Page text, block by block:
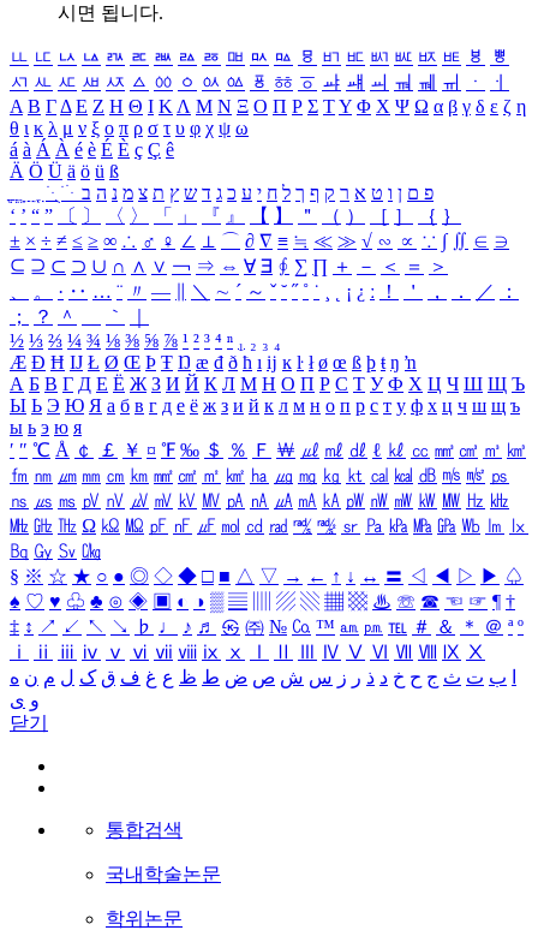
시면 됩니다.
ㅥ ㅦ ㅧ ㅨ ㅩ ㅪ ㅫ ㅬ ㅭ ㅮ ㅯ ㅰ ㅱ ㅲ ㅳ ㅴ ㅵ ㅶ ㅷ ㅸ
ㅹ
ㅺ ㅻ ㅼ ㅽ ㅾ ㅿ ㆀ ㆁ ㆂ ㆃ ㆄ ㆅ ㆆ ㆇ ㆈ ㆉ ㆊ ㆋ ㆌ ㆍ
ㆎ
Α Β ΓΔ Ε Ζ Η Θ Ι ΚΛ Μ Ν Ξ Ο Π Ρ Σ ΤΥ Φ Χ Ψ Ω α β γ δ ε ζ η
θ ι κ λ μ ν ξ ο π ρ σ τ υ φ χ ψ ω
á à Á À é è É È ç Ç ê
Ä Ö Ü ä ö ü ß
ִֶֹ ֻּ ׁׂ פ ם ן ו ט א ר ק ף ך ל ח י ע כ ג ד ש ץ ת צ מ נ ה ב
‘ ’ “ ” 〔 〕 〈 〉 「 」 『 』 【 】 ＂ （ ） ［ ］ ｛ ｝
± × ÷ ≠ ≤ ≥ ∞ ∴ ♂ ♀ ∠ ⊥ ⌒ ∂ ∇ ≡ ≒ ≪ ≫ √ ∽ ∝ ∵ ∫ ∬ ∈ ∋
⊆ ⊇ ⊂ ⊃ ∪ ∩ ∧ ∨ ￢ ⇒ ⇔ ∀ ∃ ∮ ∑ ∏ ＋ － ＜ ＝
＞
、
。 · ‥ … ¨ 〃 ― ＼ ∼ ´ ～ ˇ ˘ ˝ ˚ ˙ ¸ ¡ ¿ ː ！ ＇ ， ． ／
：
；
？ ＾ ｀
½ ⅓ ⅔ ¼ ¾ ⅛ ⅜ ⅝ ⅞ ¹ ² ³ ⁴ ⁿ ₁ ₂ ₃ ₄
Æ Ð Ħ Ĳ Ł Ø Œ Þ Ŧ Ŋ æ đ ð ħ ı ĳ ĸ ŀ ł ø œ ß þ ŧ ŋ ŉ
А Б В Г Д Е Ё Ж З И Й К Л М Н О П Р С Т У Ф Х Ц Ч Ш Щ Ъ
Ы Ь Э Ю Я а б в г д е ё ж з и й к л м н о п р с т у ф х ц ч ш щ ъ
ы ь э ю я
′ ″ ℃ Å ￠ ￡ ￥ ¤ ℉ ‰ ＄ ％ Ｆ ￦ ㎕ ㎖ ㎗ ℓ ㎘ ㏄ ㎣ ㎤ ㎥ ㎦
㎙ ㎚ ㎛ ㎜ ㎝ ㎞ ㎟ ㎠ ㎡ ㎢ ㏊ ㎍ ㎎ ㎏ ㏏ ㎈ ㎉ ㏈ ㎧ ㎨ ㎰
㎱ ㎲ ㎳ ㎴ ㎵ ㎶ ㎷ ㎸ ㎹ ㎀ ㎁ ㎂ ㎃ ㎄ ㎺ ㎻ ㎽ ㎾ ㎿ ㎐ ㎑
㎒ ㎓ ㎔ Ω ㏀ ㏁ ㎊ ㎋ ㎌ ㏖ ㏅ ㎭ ㎮ ㎯ ㏛ ㎩ ㎪ ㎫ ㎬ ㏝ ㏐
㏓
㏃ ㏉ ㏜ ㏆
§ ※ ☆ ★ ○ ● ◎ ◇ ◆ □ ■ △ ▽ → ← ↑ ↓ ↔ 〓 ◁ ◀ ▷ ▶ ♤
♠ ♡ ♥ ♧ ♣ ⊙ ◈ ▣ ◐ ◑ ▒ ▤ ▨ ▧ ▦ ▩ ♨ ☏ ☎ ☜ ☞ ¶ †
‡ ↕ ↗ ↙ ↖ ↘ ♭ ♩ ♪ ♬ ㉿ ㈜ № ㏇ ™ ㏂ ㏘ ℡ ＃ ＆ ＊ ＠ ª º
ⅰ
ⅱ ⅲ ⅳ ⅴ ⅵ ⅶ ⅷ ⅸ ⅹ Ⅳ Ⅴ Ⅵ Ⅶ Ⅷ Ⅸ Ⅹ
ب ت ث ج ح خ د ذ ر ز س ش ص ض ط ظ ع غ ف ق ک ل م ن ه
و ی
닫기
통합검색
국내학술논문
학위논문